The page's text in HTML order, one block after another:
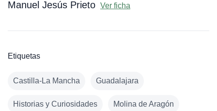
Manuel Jesús Prieto Ver ficha
Etiquetas
Castilla-La Mancha Guadalajara
Historias y Curiosidades Molina de Aragón